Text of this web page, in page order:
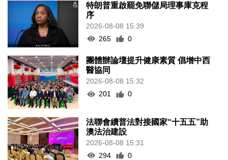
特朗普重啟罷免聯儲局理事庫克程
序
2026-08-08 15:39
265
0
團體辦論壇提升健康素質 倡增中西
醫協同
2026-08-08 15:32
201
0
法聯會續普法對接國家“十五五”助
澳法治建設
2026-08-08 15:31
294
0